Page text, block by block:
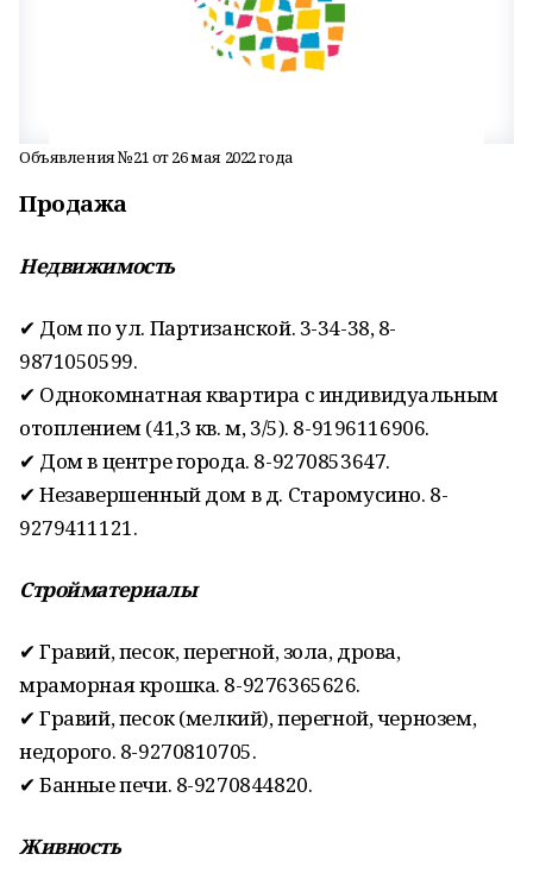
Объявления №21 от 26 мая 2022 года
Продажа
Недвижимость
✔ Дом по ул. Партизанской. 3-34-38, 8-
9871050599.
✔ Однокомнатная квартира с индивидуальным
отоплением (41,3 кв. м, 3/5). 8-9196116906.
✔ Дом в центре города. 8-9270853647.
✔ Незавершенный дом в д. Старомусино. 8-
9279411121.
Стройматериалы
✔ Гравий, песок, перегной, зола, дрова,
мраморная крошка. 8-9276365626.
✔ Гравий, песок (мелкий), перегной, чернозем,
недорого. 8-9270810705.
✔ Банные печи. 8-9270844820.
Живность